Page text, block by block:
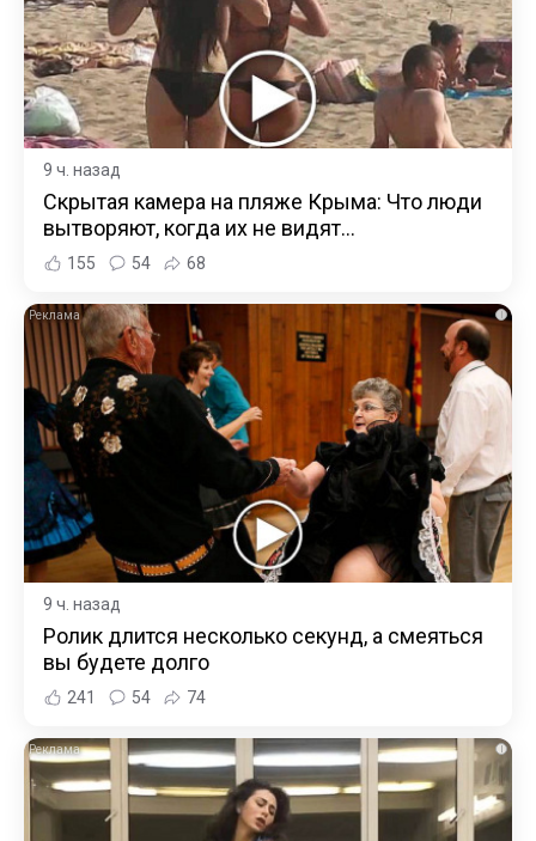
9 ч. назад
Скрытая камера на пляже Крыма: Что люди
вытворяют, когда их не видят...
155 54 68
i
9 ч. назад
Ролик длится несколько секунд, а смеяться
вы будете долго
241 54 74
i